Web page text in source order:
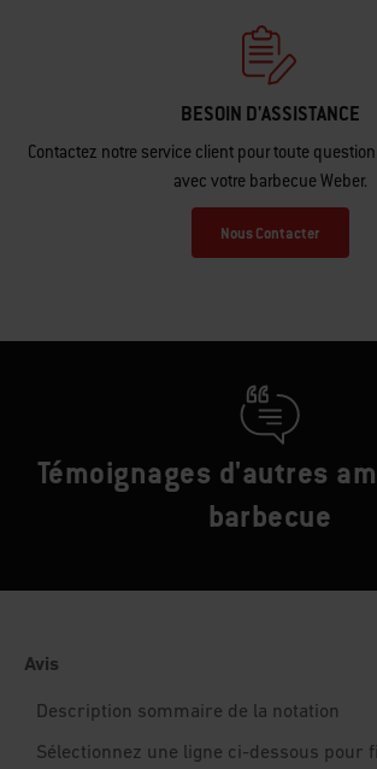
BESOIN D'ASSISTANCE
Contactez notre service client pour toute
avec votre barbecue Weber.
Nous Contacter
Témoignages d'autres
barbecue